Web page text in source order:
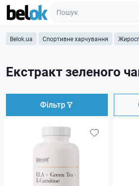
Belok.ua Спортивне харчування
Екстракт зеленого
Фільтр